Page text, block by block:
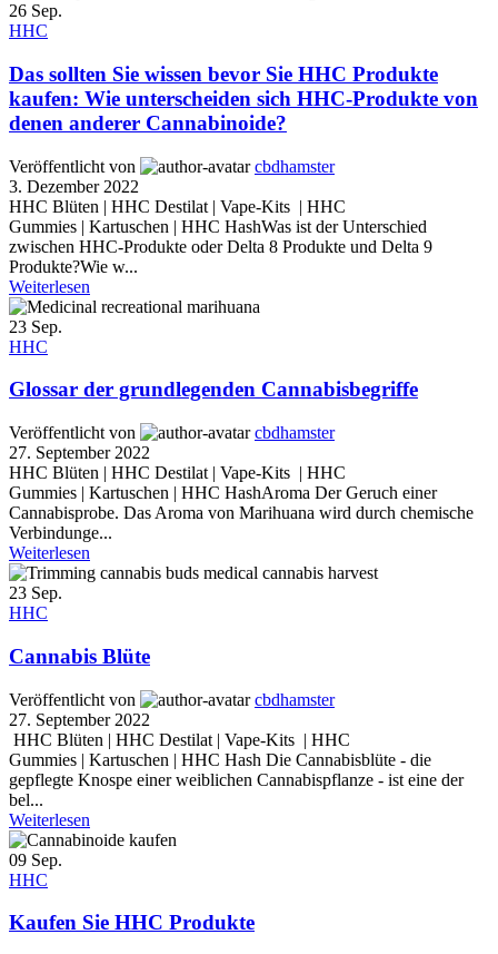
26 Sep.
HHC
Das sollten Sie wissen bevor Sie HHC Produkte
kaufen: Wie unterscheiden sich HHC-Produkte von
denen anderer Cannabinoide?
Veröffentlicht von
cbdhamster
3. Dezember 2022
HHC Blüten | HHC Destilat | Vape-Kits | HHC
Gummies | Kartuschen | HHC HashWas ist der Unterschied
zwischen HHC-Produkte oder Delta 8 Produkte und Delta 9
Produkte?Wie w...
Weiterlesen
23 Sep.
HHC
Glossar der grundlegenden Cannabisbegriffe
Veröffentlicht von
cbdhamster
27. September 2022
HHC Blüten | HHC Destilat | Vape-Kits | HHC
Gummies | Kartuschen | HHC HashAroma Der Geruch einer
Cannabisprobe. Das Aroma von Marihuana wird durch chemische
Verbindunge...
Weiterlesen
23 Sep.
HHC
Cannabis Blüte
Veröffentlicht von
cbdhamster
27. September 2022
HHC Blüten | HHC Destilat | Vape-Kits | HHC
Gummies | Kartuschen | HHC Hash Die Cannabisblüte - die
gepflegte Knospe einer weiblichen Cannabispflanze - ist eine der
bel...
Weiterlesen
09 Sep.
HHC
Kaufen Sie HHC Produkte